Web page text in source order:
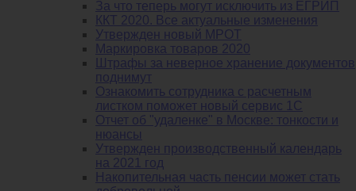
За что теперь могут исключить из ЕГРИП
ККТ 2020. Все актуальные изменения
Утвержден новый МРОТ
Маркировка товаров 2020
Штрафы за неверное хранение документов
поднимут
Ознакомить сотрудника с расчетным
листком поможет новый сервис 1С
Отчет об "удаленке" в Москве: тонкости и
нюансы
Утвержден производственный календарь
на 2021 год
Накопительная часть пенсии может стать